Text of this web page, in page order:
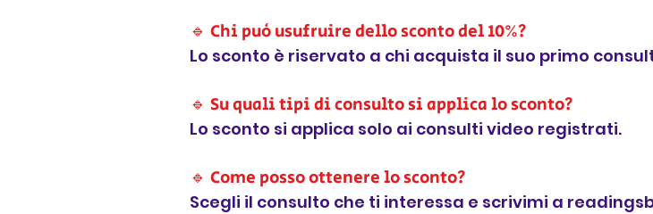
🔹 Chi può usufruire dello sconto del 10%?
Lo sconto è riservato a chi acquista il suo primo
🔹 Su quali tipi di consulto si applica lo sconto?
Lo sconto si applica solo ai consulti video registrati.
🔹 Come posso ottenere lo sconto?
Scegli il consulto che ti interessa e scrivimi a